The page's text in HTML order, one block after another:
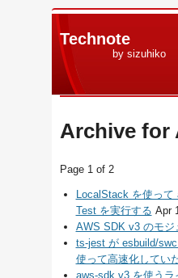
Technote
by sizuhiko
Archive for
Page 1 of 2
LocalStack を使っ
Test を実行する Apr
AWS SDK v3 のモジ
ts-jest が esbuild/
使って高速化してい
aws-sdk v3 を使うラ